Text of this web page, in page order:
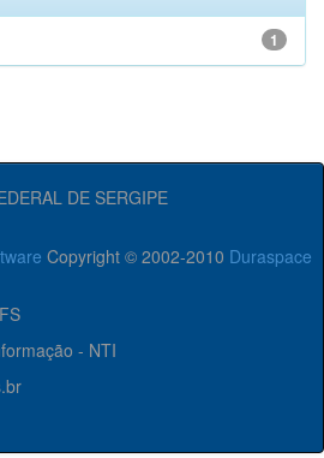
1
DE SERGIPE
Copyright © 2002-2010 Duraspace
- NTI